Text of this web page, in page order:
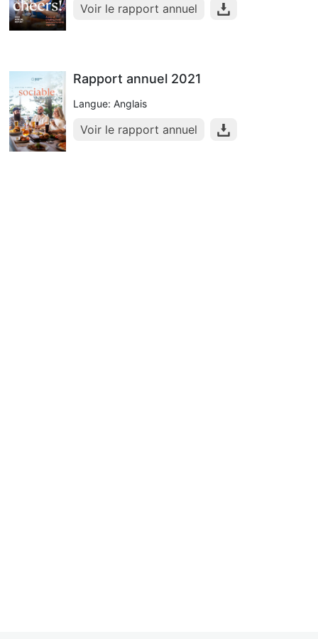
Voir le rapport annuel
Rapport annuel 2021
Langue: Anglais
Voir le rapport annuel